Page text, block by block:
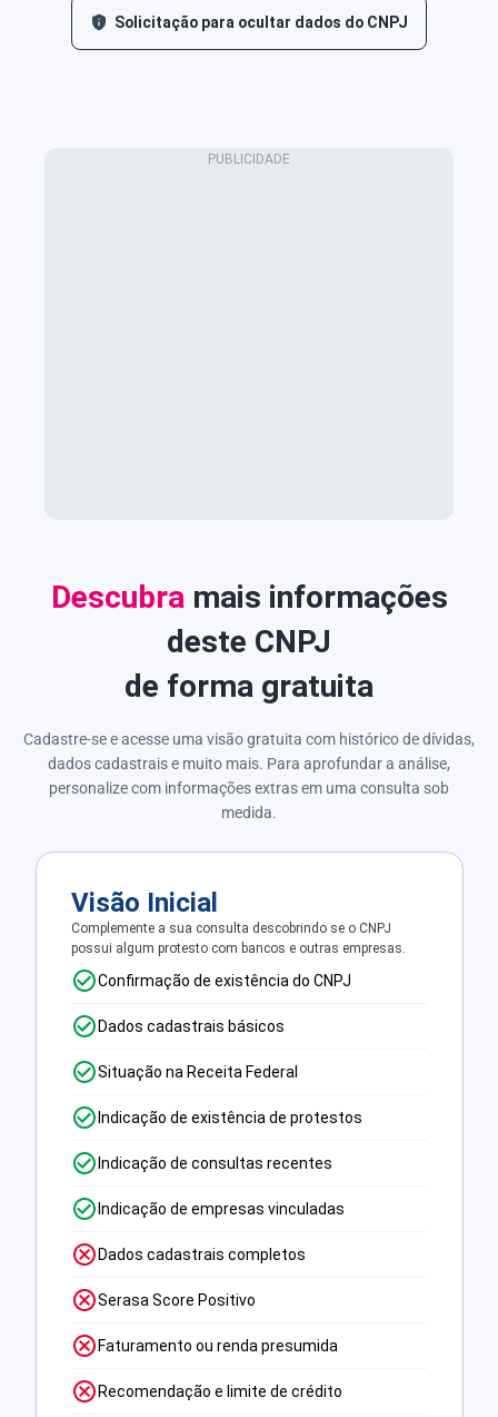
Solicitação para ocultar dados do CNPJ
Descubra mais informações
deste CNPJ
de forma gratuita
Cadastre-se e acesse uma visão gratuita com histórico de dívidas,
dados cadastrais e muito mais. Para aprofundar a análise,
personalize com informações extras em uma consulta sob
medida.
Visão Inicial
Complemente a sua consulta descobrindo se o CNPJ
possui algum protesto com bancos e outras empresas.
Confirmação de existência do CNPJ
Dados cadastrais básicos
Situação na Receita Federal
Indicação de existência de protestos
Indicação de consultas recentes
Indicação de empresas vinculadas
Dados cadastrais completos
Serasa Score Positivo
Faturamento ou renda presumida
Recomendação e limite de crédito